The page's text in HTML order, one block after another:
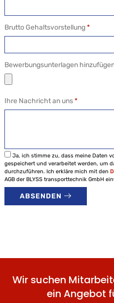
Brutto Gehaltsvorstellung*
Bewerbungsunterlagen
Ihre Nachricht an uns*
Ja, ich stimme zu, dass meine Daten
gespeichert und verarbeitet werden, um
durchzuführen. Ich erkläre mich mit den
AGB der BLYSS transporttechnik GmbH
ABSENDEN
Wir suchen
ein Angebot